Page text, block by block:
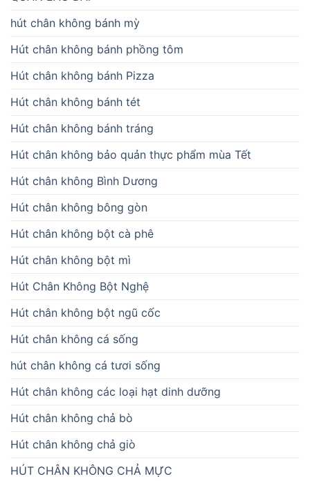
hút chân không bánh mỳ
Hút chân không bánh phồng tôm
Hút chân không bánh Pizza
Hút chân không bánh tét
Hút chân không bánh tráng
Hút chân không bảo quản thực phẩm mùa Tết
Hút chân không Bình Dương
Hút chân không bông gòn
Hút chân không bột cà phê
Hút chân không bột mì
Hút Chân Không Bột Nghệ
Hút chân không bột ngũ cốc
Hút chân không cá sống
hút chân không cá tươi sống
Hút chân không các loại hạt dinh dưỡng
Hút chân không chả bò
Hút chân không chả giò
HÚT CHÂN KHÔNG CHẢ MỰC